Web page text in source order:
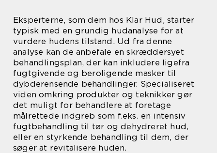
Eksperterne, som dem hos Klar Hud, starter
typisk med en grundig hudanalyse for at
vurdere hudens tilstand. Ud fra denne
analyse kan de anbefale en skræddersyet
behandlingsplan, der kan inkludere ligefra
fugtgivende og beroligende masker til
dybderensende behandlinger. Specialiseret
viden omkring produkter og teknikker gør
det muligt for behandlere at foretage
målrettede indgreb som f.eks. en intensiv
fugtbehandling til tør og dehydreret hud,
eller en styrkende behandling til dem, der
søger at revitalisere huden.